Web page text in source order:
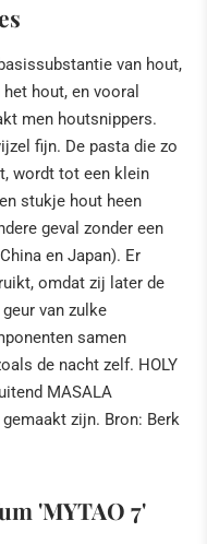
van hout,
hout, en vooral
men houtsnippers.
fijn. De pasta die zo
wordt tot een klein
stukje hout heen
geval zonder een
en Japan). Er
omdat zij later de
van zulke
samen
de nacht zelf. HOLY
MASALA
zijn. Bron: Berk
'MYTAO 7'